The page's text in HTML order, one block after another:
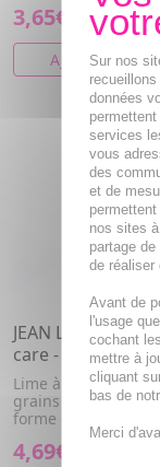
3,65€
AJOUTER AU
JEAN LOUIS
care - Lime en
Lime à ongles en
grains fins : limer,
forme et parfaire les
4,69€
Sur nos
données
services
vous
des
et de
nos sites
partage
de réaliser
Avant de
l'usage
cochant
mettre à
cliquant
bas de
Merci